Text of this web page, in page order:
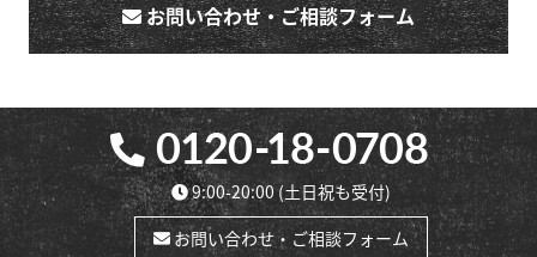
お問い合わせ・ご相談フォーム
9:00-20:00(土日祝も受付)
お問い合わせ・ご相談フォーム